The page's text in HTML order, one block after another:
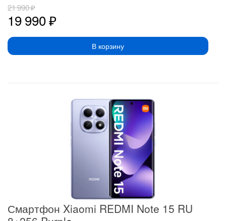
19 990₽
21 990₽
В корзину
Смартфон Xiaomi REDMI Note 15 RU